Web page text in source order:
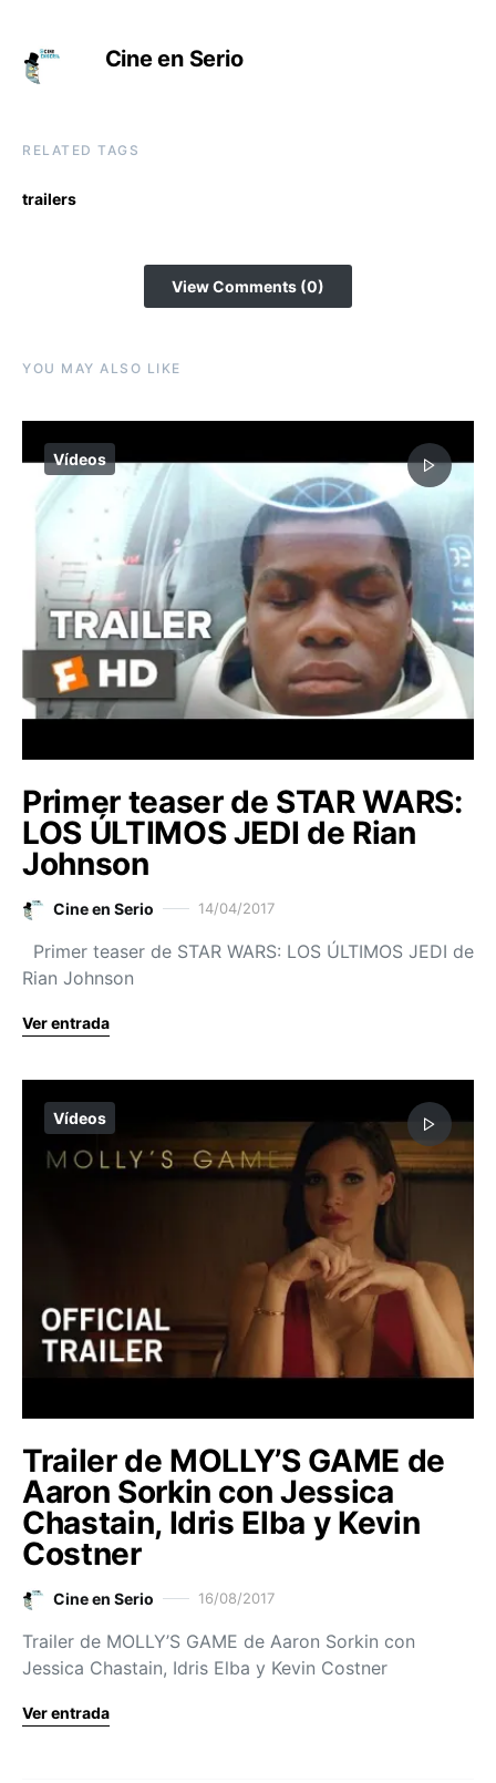
Cine en Serio
RELATED TAGS
trailers
View Comments (0)
YOU MAY ALSO LIKE
Vídeos
Primer teaser de STAR WARS:
LOS ÚLTIMOS JEDI de Rian
Johnson
Cine en Serio 14/04/2017
Primer teaser de STAR WARS: LOS ÚLTIMOS JEDI de
Rian Johnson
Ver entrada
Vídeos
Trailer de MOLLY’S GAME de
Aaron Sorkin con Jessica
Chastain, Idris Elba y Kevin
Costner
Cine en Serio 16/08/2017
Trailer de MOLLY’S GAME de Aaron Sorkin con
Jessica Chastain, Idris Elba y Kevin Costner
Ver entrada